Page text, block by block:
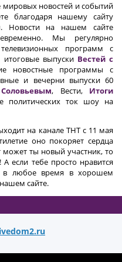
мировых новостей и событий
благодаря нашему сайту
Новости на нашем сайте
Мы регулярно
программ с
итоговые выпуски Вестей с
новостные программы с
и вечерни выпуски 60
, Вести, Итоги
политических ток шоу на
на канале ТНТ с 11 мая
оно покоряет сердца
может ты новый участник, то
если тебе просто нравится
в любое время в хорошем
сайте.